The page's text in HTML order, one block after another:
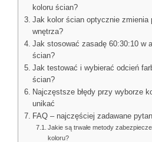
koloru ścian?
Jak kolor ścian optycznie zmienia
wnętrza?
Jak stosować zasadę 60:30:10 w
ścian?
Jak testować i wybierać odcień
ścian?
Najczęstsze błędy przy wyborze
unikać
FAQ – najczęściej zadawane
Jakie są trwałe metody
koloru?